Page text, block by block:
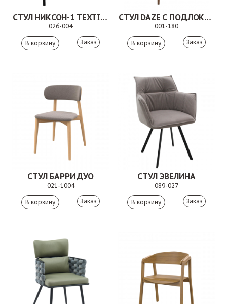
СТУЛ НИКСОН-1 TEXTILE OLIVE
026-004
Заказ
СТУЛ DAZE С ПОДЛОКОТНИКАМИ
001-180
Заказ
СТУЛ БАРРИ ДУО
021-1004
Заказ
СТУЛ ЭВЕЛИНА
089-027
Заказ